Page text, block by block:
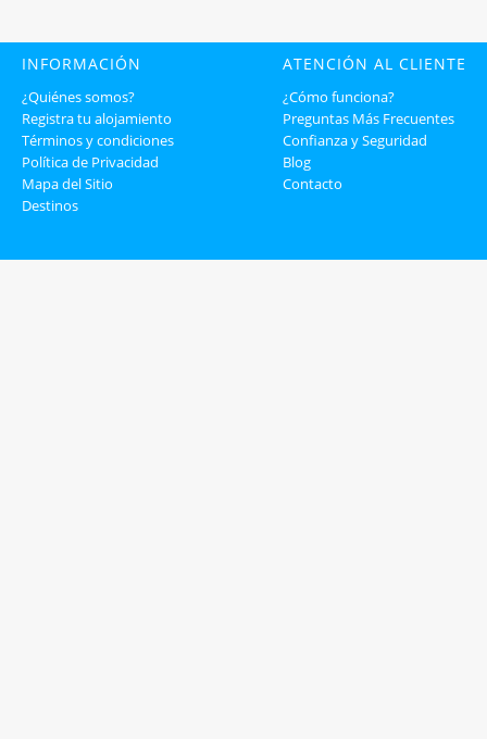
INFORMACIÓN
¿Quiénes somos?
Registra tu alojamiento
Términos y condiciones
Política de Privacidad
Mapa del Sitio
Destinos
ATENCIÓN AL CLIENTE
¿Cómo funciona?
Preguntas Más Frecuentes
Confianza y Seguridad
Blog
Contacto